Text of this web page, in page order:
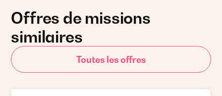
Offres de missions
similaires
Toutes les offres